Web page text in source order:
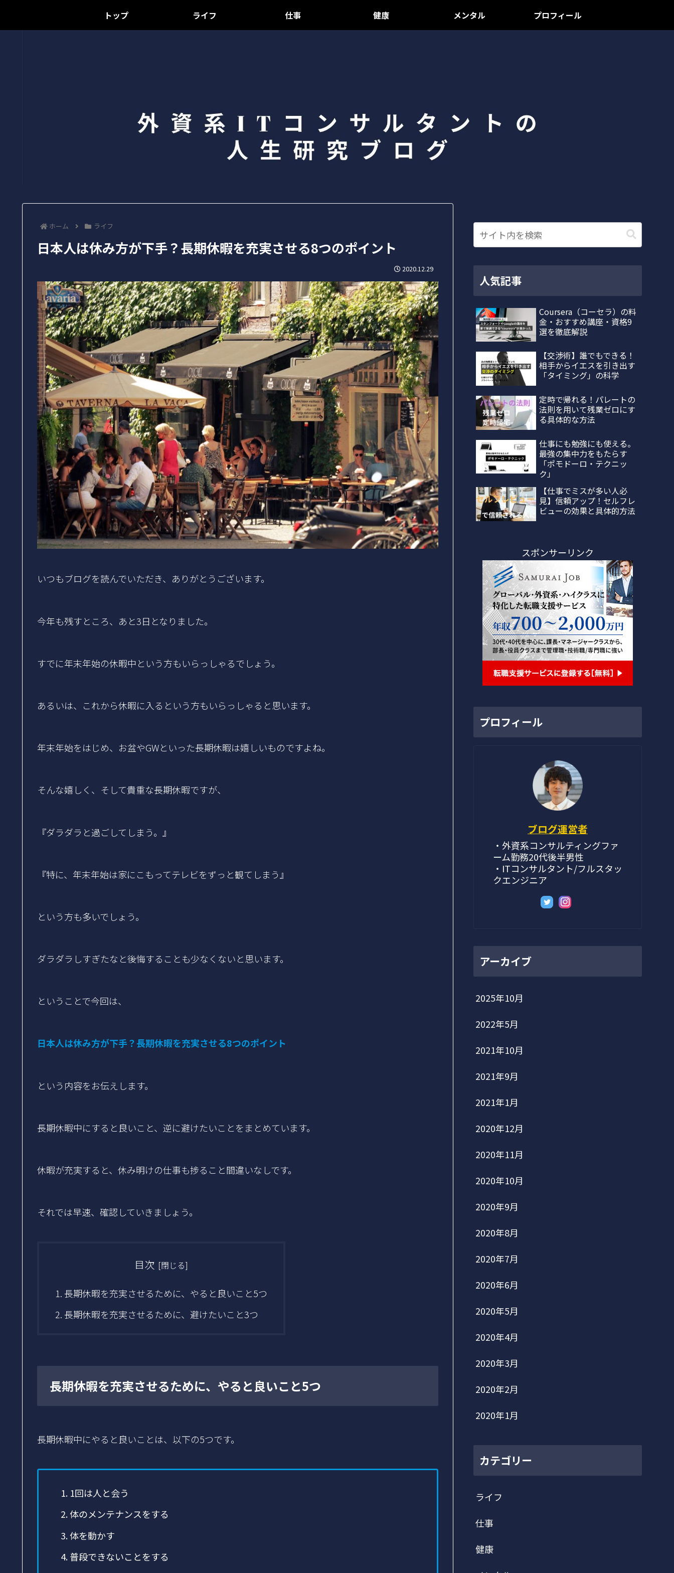
トップ ライフ 仕事 健康 メンタル プロフィール
ホーム ライフ
日本人は休み方が下手？長期休暇を充実させる8つのポイント
2020.12.29
いつもブログを読んでいただき、ありがとうございます。
今年も残すところ、あと3日となりました。
すでに年末年始の休暇中という方もいらっしゃるでしょう。
あるいは、これから休暇に入るという方もいらっしゃると思います。
年末年始をはじめ、お盆やGWといった長期休暇は嬉しいものですよね。
そんな嬉しく、そして貴重な長期休暇ですが、
『ダラダラと過ごしてしまう。』
『特に、年末年始は家にこもってテレビをずっと観てしまう』
という方も多いでしょう。
ダラダラしすぎたなと後悔することも少なくないと思います。
ということで今回は、
日本人は休み方が下手？長期休暇を充実させる8つのポイント
という内容をお伝えします。
長期休暇中にすると良いこと、逆に避けたいことをまとめています。
休暇が充実すると、休み明けの仕事も捗ること間違いなしです。
それでは早速、確認していきましょう。
目次
長期休暇を充実させるために、やると良いこと5つ
長期休暇を充実させるために、避けたいこと3つ
長期休暇を充実させるために、やると良いこと5つ
長期休暇中にやると良いことは、以下の5つです。
1回は人と会う
体のメンテナンスをする
体を動かす
普段できないことをする
人気記事
Coursera（コーセラ）の料
金・おすすめ講座・資格9
選を徹底解説
【交渉術】誰でもできる！
相手からイエスを引き出す
「タイミング」の科学
定時で帰れる！パレートの
法則を用いて残業ゼロにす
る具体的な方法
仕事にも勉強にも使える。
最強の集中力をもたらす
「ポモドーロ・テクニッ
ク」
【仕事でミスが多い人必
見】信頼アップ！セルフレ
ビューの効果と具体的方法
スポンサーリンク
プロフィール
ブログ運営者
・外資系コンサルティングファ
ーム勤務20代後半男性
・ITコンサルタント/フルスタッ
クエンジニア
アーカイブ
2025年10月
2022年5月
2021年10月
2021年9月
2021年1月
2020年12月
2020年11月
2020年10月
2020年9月
2020年8月
2020年7月
2020年6月
2020年5月
2020年4月
2020年3月
2020年2月
2020年1月
カテゴリー
ライフ
仕事
健康